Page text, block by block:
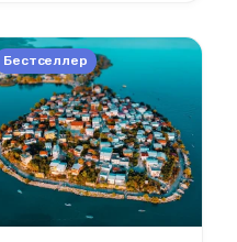
Бестселлер